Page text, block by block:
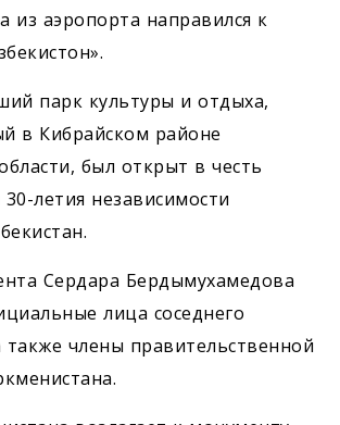
из аэропорта направился к
парк культуры и отдыха,
в Кибрайском районе
был открыт в честь
летия независимости
Сердара Бердымухамедова
лица соседнего
также члены правительственной